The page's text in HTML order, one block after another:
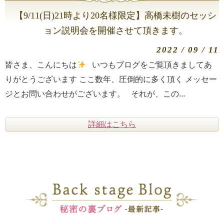
【9/11(日)21時より20名様限定】高橋未樹のセッシ
ョン説明会を開催させて頂きます。
2022 / 09 / 11
皆さま、こんにちは
いつもブログをご覧頂きましてあ
りがとうございます ここ数年、圧倒的に多く頂く メッセー
ジとお問い合わせがございます。 それが、この...
詳細はこちら